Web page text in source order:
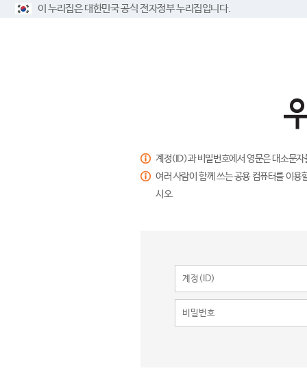
이 누리집은 대한민국 공식 전자정부 누리집입니다.
계정(ID)과 비밀번호에서 영문은 대소문
여러 사람이 함께 쓰는 공용 컴퓨터를 이
시오.